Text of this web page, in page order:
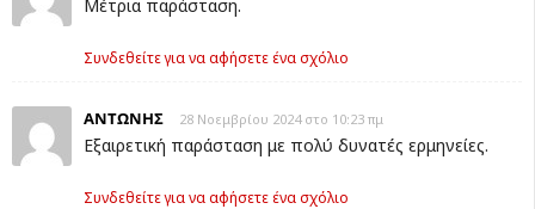
Μέτρια παράσταση.
Συνδεθείτε για να αφήσετε ένα σχόλιο
ΑΝΤΩΝΗΣ 28 Νοεμβρίου 2024 στο 10:23 πμ
Εξαιρετική παράσταση με πολύ δυνατές ερμηνείες.
Συνδεθείτε για να αφήσετε ένα σχόλιο